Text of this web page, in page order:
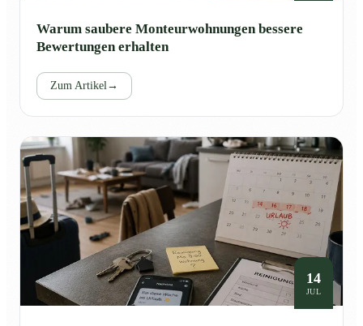
Warum saubere Monteurwohnungen bessere
Bewertungen erhalten
Zum Artikel→
14
JUL